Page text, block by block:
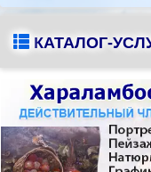
КАТАЛОГ-